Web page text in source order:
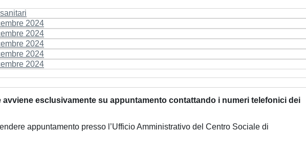
2024
2024
2024
2024
2024
esclusivamente su appuntamento contattando i numeri telefonici dei
appuntamento presso l’Ufficio Amministrativo del Centro Sociale di